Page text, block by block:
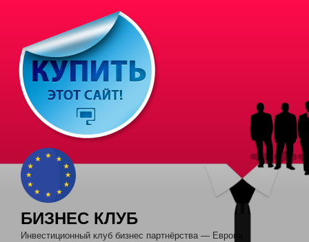
содержимому
БИЗНЕС КЛУБ
Инвестиционный клуб бизнес партнёрства — Европа